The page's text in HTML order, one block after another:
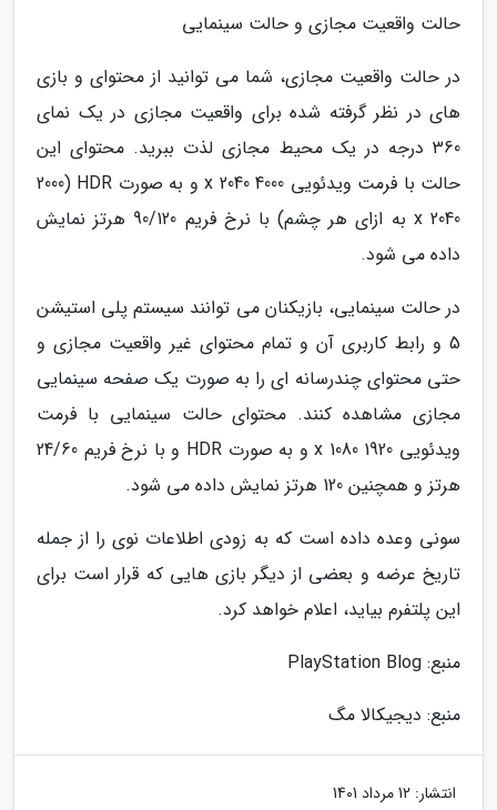
حالت واقعیت مجازی و حالت سینمایی
در حالت واقعیت مجازی، شما می توانید از محتوای و بازی
های در نظر گرفته شده برای واقعیت مجازی در یک نمای
360 درجه در یک محیط مجازی لذت ببرید. محتوای این
حالت با فرمت ویدئویی 4000 x 2040 و به صورت HDR (2000
x 2040 به ازای هر چشم) با نرخ فریم 90/120 هرتز نمایش
داده می شود.
در حالت سینمایی، بازیکنان می توانند سیستم پلی استیشن
5 و رابط کاربری آن و تمام محتوای غیر واقعیت مجازی و
حتی محتوای چندرسانه ای را به صورت یک صفحه سینمایی
مجازی مشاهده کنند. محتوای حالت سینمایی با فرمت
ویدئویی 1920 x 1080 و به صورت HDR و با نرخ فریم 24/60
هرتز و همچنین 120 هرتز نمایش داده می شود.
سونی وعده داده است که به زودی اطلاعات نوی را از جمله
تاریخ عرضه و بعضی از دیگر بازی هایی که قرار است برای
این پلتفرم بیاید، اعلام خواهد کرد.
منبع: PlayStation Blog
منبع: دیجیکالا مگ
انتشار: 12 مرداد 1401